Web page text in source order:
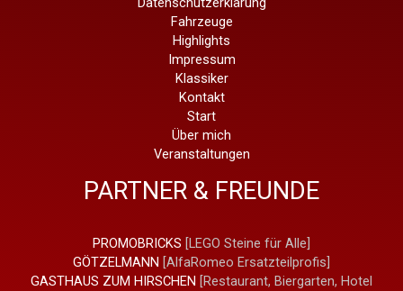
Fahrzeuge
Highlights
Impressum
Klassiker
Kontakt
Start
Über mich
Veranstaltungen
PARTNER & FREUNDE
PROMOBRICKS [LEGO Steine für Alle]
GÖTZELMANN [AlfaRomeo Ersatzteilprofis]
GASTHAUS ZUM HIRSCHEN [Restaurant, Biergarten, Hotel